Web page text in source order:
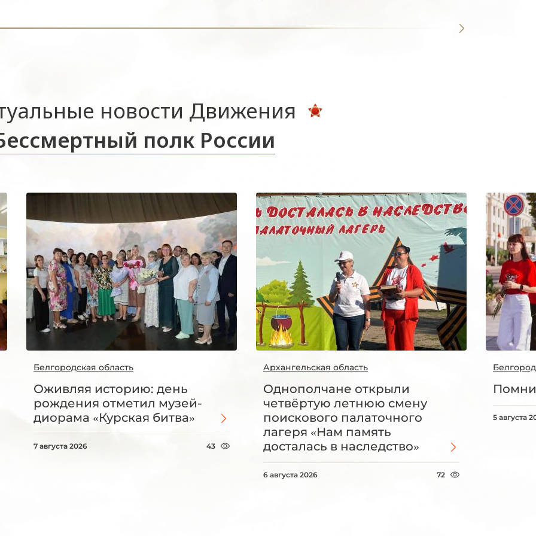
новости Движения
полк России
Белгородская область
Оживляя историю: день
рождения отметил музей-
диорама «Курская битва»
7 августа 2026 43
Архангельская область
Однополчане открыли
четвёртую летнюю смену
поискового палаточного
лагеря «Нам память
досталась в наследство»
6 августа 2026 72
5 августа